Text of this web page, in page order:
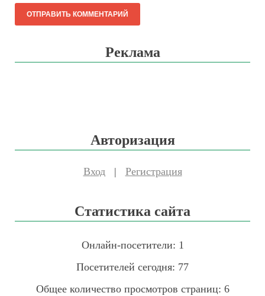
Реклама
Авторизация
Вход| Регистрация
Статистика сайта
Онлайн-посетители: 1
Посетителей сегодня: 77
Общее количество просмотров страниц: 6